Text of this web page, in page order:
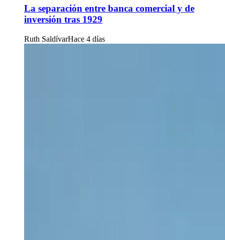
La separación entre banca comercial y de
inversión tras 1929
Ruth SaldívarHace 4 días